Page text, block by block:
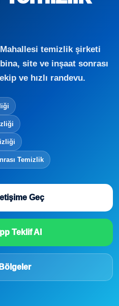
temizlik şirketi
site ve inşaat sonrası
ve hızlı randevu.
Temizlik
Geç
Teklif Al